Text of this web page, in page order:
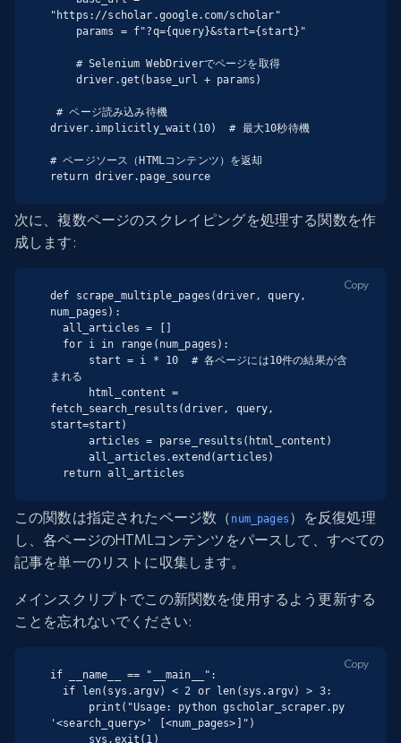
"https://scholar.google.com/scholar"
# ページ読み込み待機
driver.implicitly_wait(10)  # 最大10秒待機
# ページソース（HTMLコンテンツ）を返却
return driver.page_source
次に、複数ページのスクレイピングを処理する関数を作
成します:
def scrape_multiple_pages(driver, query,
num_pages):
  all_articles = []
まれる
fetch_search_results(driver, query,
start=start)
  return all_articles
Copy
この関数は指定されたページ数（ num_pages ）を反復処理
し、各ページのHTMLコンテンツをパースして、すべての
記事を単一のリストに収集します。
メインスクリプトでこの新関数を使用するよう更新する
ことを忘れないでください:
if __name__ == "__main__":
'<search_query>' [<num_pages>]")
Copy